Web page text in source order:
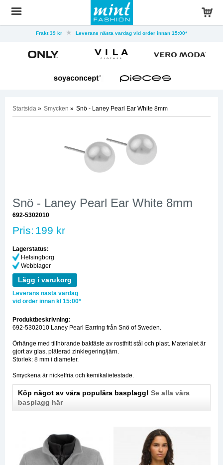
Frakt 39 kr Leverans nästa vardag vid order innan 15:00*
Startsida » Smycken » Snö - Laney Pearl Ear White 8mm
Snö - Laney Pearl Ear White 8mm
692-5302010
Pris: 199 kr
Lagerstatus:
Helsingborg
Webblager
Lägg i varukorg
Leverans nästa vardag
vid order innan kl 15:00*
Produktbeskrivning:
692-5302010 Laney Pearl Earring från Snö of Sweden.
Örhänge med tillhörande bakfäste av rostfritt stål och plast. Materialet är
gjort av glas, pläterad zinklegering/järn.
Storlek: 8 mm i diameter.
Smyckena är nickelfria och kemikalietestade.
Köp något av våra populära basplagg! Se alla våra
basplagg här